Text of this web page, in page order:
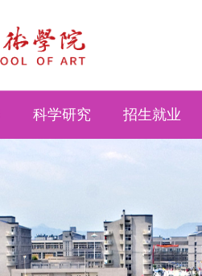
科学研究 招生就业